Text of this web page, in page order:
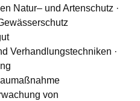
Natur– und Artenschutz ·
Verhandlungstechniken ·
von